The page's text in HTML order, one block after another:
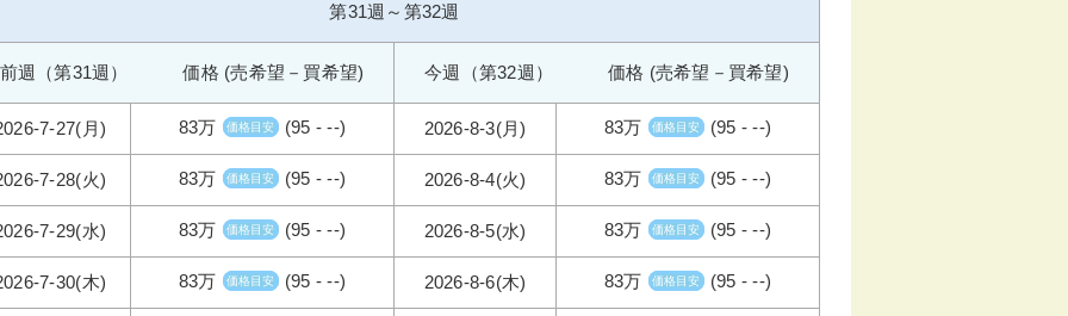
第31週～第32週
前週（第31週） 価格 (売希望－買希望) 今週（第32週） 価格 (売希望－買希望)
7-27(月) 83万 価格目安 (95 - --)
7-28(火) 83万 価格目安 (95 - --)
7-29(水) 83万 価格目安 (95 - --)
7-30(木) 83万 価格目安 (95 - --)
2026-8-3(月) 83万 価格目安 (95 - --)
2026-8-4(火) 83万 価格目安 (95 - --)
2026-8-5(水) 83万 価格目安 (95 - --)
2026-8-6(木) 83万 価格目安 (95 - --)